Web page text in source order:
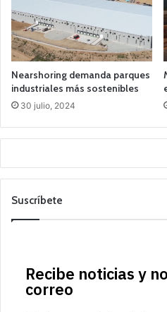
Nearshoring demanda parques
industriales más sostenibles
30 julio, 2024
Suscríbete
Recibe noticias y
correo